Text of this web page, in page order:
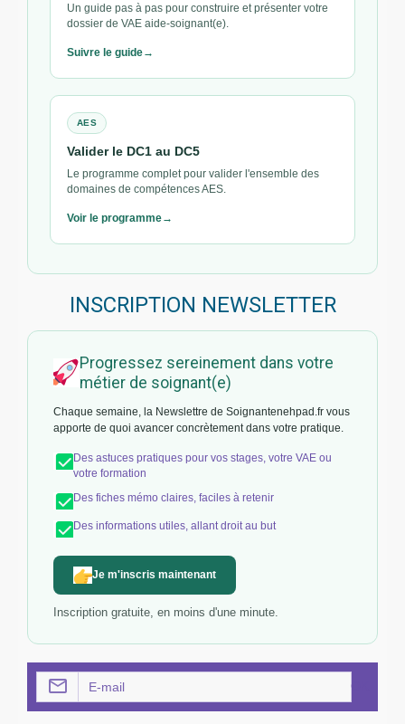
Un guide pas à pas pour construire et présenter votre
dossier de VAE aide-soignant(e).
Suivre le guide
AES
Valider le DC1 au DC5
Le programme complet pour valider l'ensemble des
domaines de compétences AES.
Voir le programme
INSCRIPTION NEWSLETTER
Progressez sereinement dans votre
métier de soignant(e)
Chaque semaine, la Newslettre de Soignantenehpad.fr vous
apporte de quoi avancer concrètement dans votre pratique.
Des astuces pratiques pour vos stages, votre VAE ou
votre formation
Des fiches mémo claires, faciles à retenir
Des informations utiles, allant droit au but
Je m'inscris maintenant
Inscription gratuite, en moins d'une minute.
OK